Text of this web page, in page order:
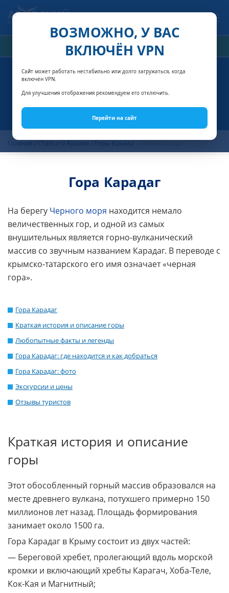
ВОЗМОЖНО, У ВАС
ВКЛЮЧЁН VPN
Сайт может работать нестабильно или долго загружаться, когда
включён VPN.
Для улучшения отображения рекомендуем его отключить.
Перейти на сайт
РАСЧЁТ СТОИМОСТИ
Главная Статьи о Крыме Горы Крыма
Гора Карадаг
На берегу Черного моря находится немало
величественных гор, и одной из самых
внушительных является горно-вулканический
массив со звучным названием Карадаг. В переводе с
крымско-татарского его имя означает «черная
гора».
Гора Карадаг
Краткая история и описание горы
Любопытные факты и легенды
Гора Карадаг: где находится и как добраться
Гора Карадаг: фото
Экскурсии и цены
Отзывы туристов
Краткая история и описание
горы
Этот обособленный горный массив образовался на
месте древнего вулкана, потухшего примерно 150
миллионов лет назад. Площадь формирования
занимает около 1500 га.
Гора Карадаг в Крыму состоит из двух частей:
— Береговой хребет, пролегающий вдоль морской
кромки и включающий хребты Карагач, Хоба-Теле,
Кок-Кая и Магнитный;